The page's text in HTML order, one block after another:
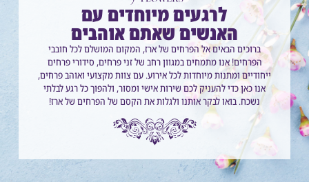
לרגעים מיוחדים עם
האנשים שאתם אוהבים
ברוכים הבאים אל הפרחים של ארז, המקום המושלם לכל חובבי
הפרחים! אנו מתמחים במגוון רחב של זני פרחים, סידורי פרחים
ייחודיים ומתנות מיוחדות לכל אירוע. עם צוות מקצועי ואוהב פרחים,
אנו כאן כדי להעניק לכם שירות אישי ומסור, ולהפוך כל רגע לבלתי
נשכח. בואו לבקר אותנו ולגלות את הקסם של הפרחים של ארז!